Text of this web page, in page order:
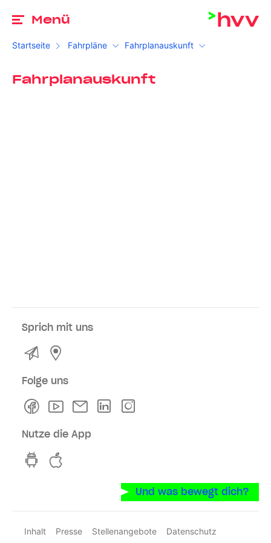
Menü
Startseite Fahrpläne Fahrplanauskunft
Fahrplanauskunft
Sprich mit uns
Kontakt
Folge uns
FacebookYoutubeNewsletterLinkedln
Nutze die App
hvv switch App auf GooglePlay
Und was bewegt dich?
Inhalt Presse Stellenangebote
Datenschutz